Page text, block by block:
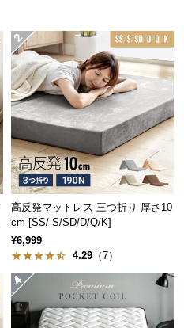
高反発マットレス 三つ折り 厚さ10
cm [SS/ S/SD/D/Q/K]
¥6,999
4.29 （7）